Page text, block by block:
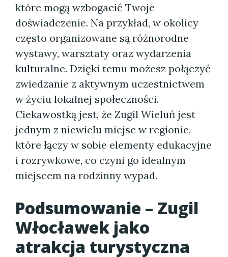
które mogą wzbogacić Twoje
doświadczenie. Na przykład, w okolicy
często organizowane są różnorodne
wystawy, warsztaty oraz wydarzenia
kulturalne. Dzięki temu możesz połączyć
zwiedzanie z aktywnym uczestnictwem
w życiu lokalnej społeczności.
Ciekawostką jest, że Zugil Wieluń jest
jednym z niewielu miejsc w regionie,
które łączy w sobie elementy edukacyjne
i rozrywkowe, co czyni go idealnym
miejscem na rodzinny wypad.
Podsumowanie – Zugil
Włocławek jako
atrakcja turystyczna